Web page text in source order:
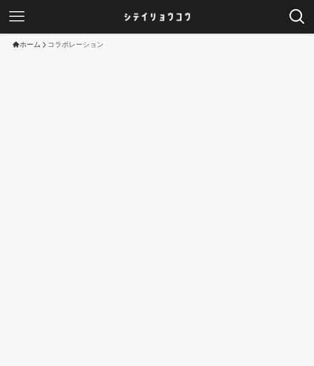
ホーム コラボレーション